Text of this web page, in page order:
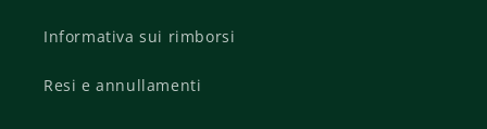
Informativa sui rimborsi
Resi e annullamenti